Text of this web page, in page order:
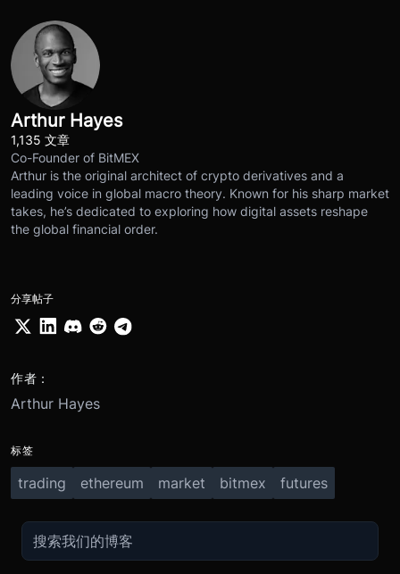
Arthur Hayes
1,135 文章
Co-Founder of BitMEX
Arthur is the original architect of crypto derivatives and a
leading voice in global macro theory. Known for his sharp market
takes, he’s dedicated to exploring how digital assets reshape
the global financial order.
分享帖子
作者：
Arthur Hayes
标签
trading ethereum market bitmex futures